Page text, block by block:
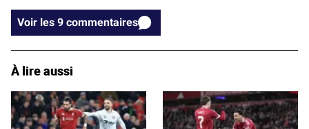
Voir les 9 commentaires
À lire aussi